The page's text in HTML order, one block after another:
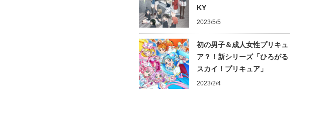
KY
2023/5/5
初の男子＆成人女性プリキュ
ア？！新シリーズ「ひろがる
スカイ！プリキュア」
2023/2/4